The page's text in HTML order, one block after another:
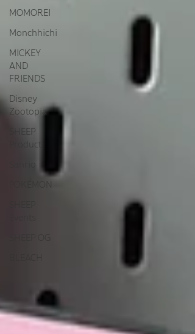
MOMOREI
Monchhichi
MICKEY
AND
FRIENDS
Disney
Zootopia
SHEEP
Product
POKÉMON